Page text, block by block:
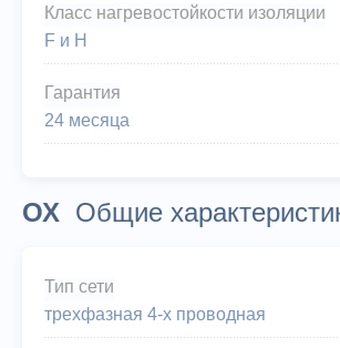
Класс нагревостойкости изоляции
F и Н
Гарантия
24 месяца
ОХ Общие
Тип сети
трехфазная 4-х проводная